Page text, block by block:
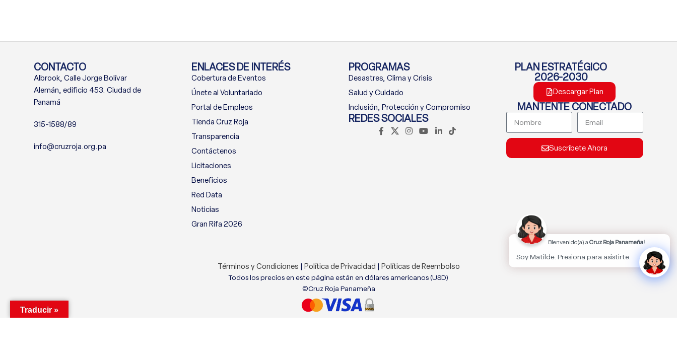
CONTACTO
Albrook, Calle Jorge Bolívar
Alemán, edificio 453. Ciudad de
Panamá
315-1588/89
info@cruzroja.org.pa
ENLACES DE INTERÉS
Cobertura de Eventos
Únete al Voluntariado
Portal de Empleos
Tienda Cruz Roja
Transparencia
Contáctenos
Licitaciones
Beneficios
Red Data
Noticias
Gran Rifa 2026
PROGRAMAS
Desastres, Clima y Crisis
Salud y Cuidado
Inclusión, Protección y Compromiso
REDES SOCIALES
PLAN ESTRATÉGICO
2026-2030
Descargar Plan
MANTENTE CONECTADO
Suscríbete Ahora
Términos y Condiciones | Política de Privacidad | Políticas de Reembolso
Todos los precios en este página están en dólares americanos (USD)
©Cruz Roja Panameña
Traducir »
Bienvenido(a) a Cruz Roja Panameña!
Soy Matilde. Presiona para asistirte.